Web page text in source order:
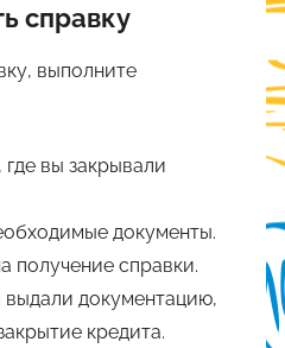
справку
выполните
вы закрывали
документы.
получение справки.
выдали документацию,
кредита.